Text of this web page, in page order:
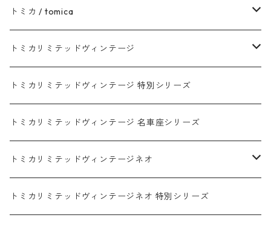
トヨタ / TOYOTA
ダイハツ / DAIHATSU
マツダ / MAZDA
ホンダ / HONDA
日産 / NISSAN
スバル / SUBARU
トミカ / tomica
赤箱 - 現行トミカ
赤箱 - 限定トミカ 初回特別カラー
赤箱 - 絶版（廃盤）トミカ No.1-120
赤箱 - 絶版（廃盤）トミカ No.1-9
赤箱 - 絶版（廃盤）トミカ No.10-19
赤箱 - 絶版（廃盤）ロングトミカ No.121-
赤箱 - 車種別
トミカリミテッドヴィンテージ
TLV - NEW LINEUP
TLV - No. LV-00-195
TLV - No. LV-00-09
TLV - No. LV-10-19
TLV - 車種別
乗用車
トミカリミテッドヴィンテージ 特別シリーズ
トミカリミテッドヴィンテージ 名車座シリーズ
トミカリミテッドヴィンテージネオ
TLVN - NEW LINEUP
トミカリミテッドヴィンテージネオ 特別シリーズ